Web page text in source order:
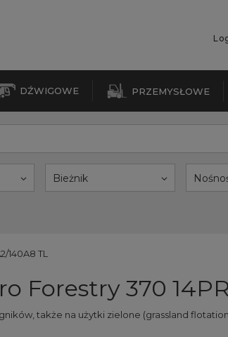
DŹWIGOWE PRZEMYSŁOWE
Bieżnik
140A8 TL
Forestry 370
także na użytki zielone (grassland